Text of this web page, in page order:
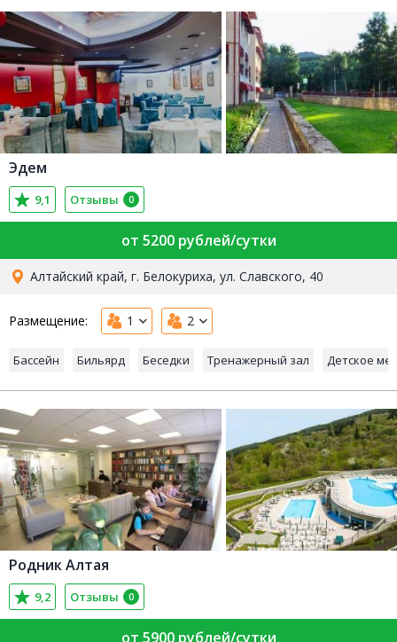
Эдем
9,1 Отзывы 0
от 5200 рублей/сутки
Алтайский край, г. Белокуриха, ул. Славского, 40
Размещение: 1 2
Бассейн Бильярд Беседки Тренажерный зал Детское
Родник Алтая
9,2 Отзывы 0
от 5900 рублей/сутки